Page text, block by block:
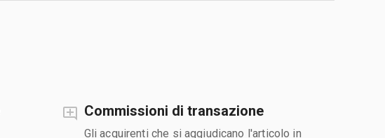
Commissioni di transazione
Gli acquirenti che si aggiudicano l'articolo in